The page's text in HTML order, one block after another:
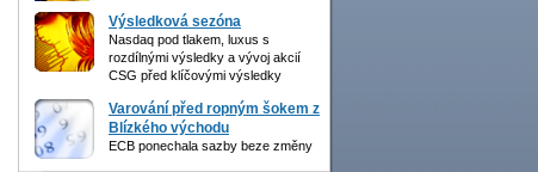
Výsledková sezóna
Nasdaq pod tlakem, luxus s
rozdílnými výsledky a vývoj akcií
CSG před klíčovými výsledky
Varování před ropným šokem z
Blízkého východu
ECB ponechala sazby beze změny